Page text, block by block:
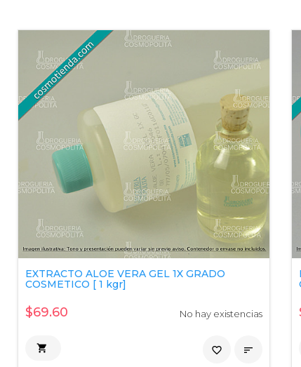
EXTRACTO ALOE VERA GEL 1X GRADO
COSMETICO [ 1 kgr]
$69.60 No hay existencias
 
favorite_border